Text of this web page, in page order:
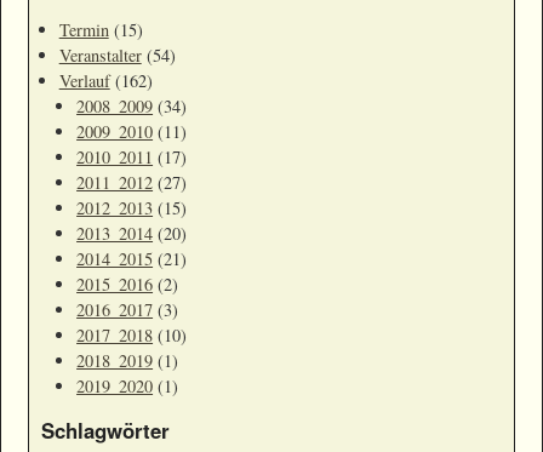
Termin (15)
Veranstalter(54)
Verlauf(162)
2008_2009 (34)
2009_2010 (11)
2010_2011 (17)
2011_2012 (27)
2012_2013 (15)
2013_2014 (20)
2014_2015 (21)
2015_2016 (2)
2016_2017 (3)
2017_2018 (10)
2018_2019 (1)
2019_2020 (1)
Schlagwörter